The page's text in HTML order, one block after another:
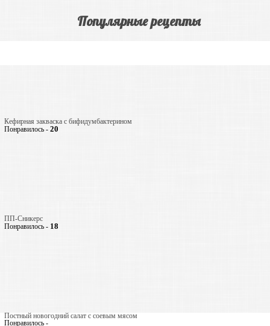
Популярные рецепты
Кефирная закваска с бифидумбактерином
Понравилось - 20
ПП-Сникерс
Понравилось - 18
Постный новогодний салат с соевым мясом
Понравилось -